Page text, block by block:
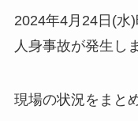
2024年4月24日(水
人身事故が発生し
現場の状況をまと